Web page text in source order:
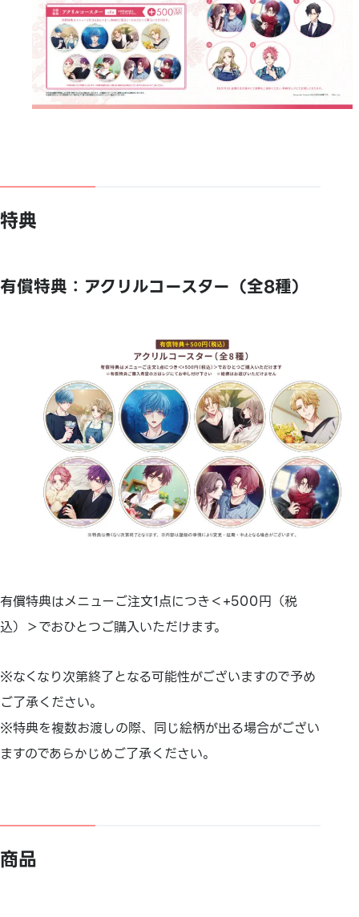
特典
有償特典：アクリルコースター（全8種）
有償特典はメニューご注文1点につき＜+500円（税
込）＞でおひとつご購入いただけます。
※なくなり次第終了となる可能性がございますので予め
ご了承ください。
※特典を複数お渡しの際、同じ絵柄が出る場合がござい
ますのであらかじめご了承ください。
商品